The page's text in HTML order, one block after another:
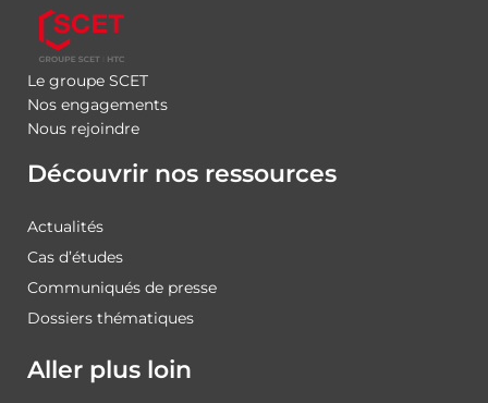
Le groupe SCET
Nos engagements
Nous rejoindre
Découvrir nos ressources
Actualités
Cas d’études
Communiqués de presse
Dossiers thématiques
Aller plus loin